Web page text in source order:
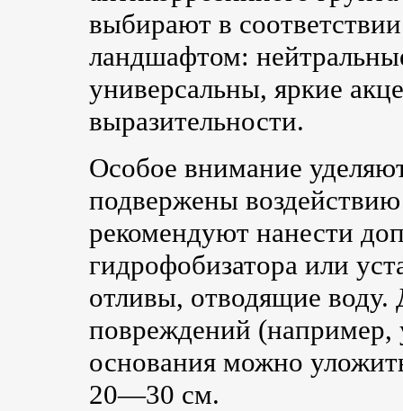
выбирают в
ландшафтом:
универсальны, яркие
выразительности.
Особое внимание
подвержены воздействию
рекомендуют нанести
гидрофобизатора или
отливы, отводящие
повреждений (например,
основания можно
20—30 см.